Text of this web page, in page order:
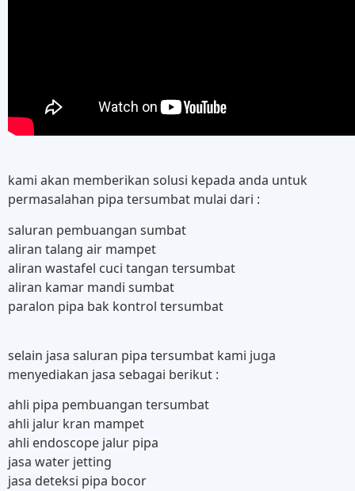
kami akan memberikan solusi kepada anda untuk
permasalahan pipa tersumbat mulai dari :
saluran pembuangan sumbat
aliran talang air mampet
aliran wastafel cuci tangan tersumbat
aliran kamar mandi sumbat
paralon pipa bak kontrol tersumbat
selain jasa saluran pipa tersumbat kami juga
menyediakan jasa sebagai berikut :
ahli pipa pembuangan tersumbat
ahli jalur kran mampet
ahli endoscope jalur pipa
jasa water jetting
jasa deteksi pipa bocor